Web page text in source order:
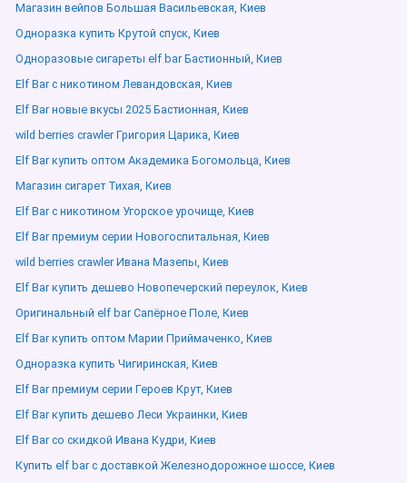
Магазин вейпов Большая Васильевская, Киев
Одноразка купить Крутой спуск, Киев
Одноразовые сигареты elf bar Бастионный, Киев
Elf Bar с никотином Левандовская, Киев
Elf Bar новые вкусы 2025 Бастионная, Киев
wild berries crawler Григория Царика, Киев
Elf Bar купить оптом Академика Богомольца, Киев
Магазин сигарет Тихая, Киев
Elf Bar с никотином Угорское урочище, Киев
Elf Bar премиум серии Новогоспитальная, Киев
wild berries crawler Ивана Мазепы, Киев
Elf Bar купить дешево Новопечерский переулок, Киев
Оригинальный elf bar Сапёрное Поле, Киев
Elf Bar купить оптом Марии Приймаченко, Киев
Одноразка купить Чигиринская, Киев
Elf Bar премиум серии Героев Крут, Киев
Elf Bar купить дешево Леси Украинки, Киев
Elf Bar со скидкой Ивана Кудри, Киев
Купить elf bar с доставкой Железнодорожное шоссе, Киев